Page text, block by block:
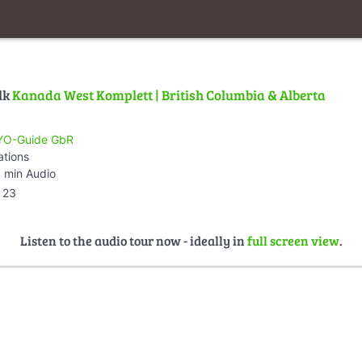
Kanada West Komplett | British Columbia & Alberta
Guide GbR
Audio
23
Listen to the audio tour now - ideally infull screen view.